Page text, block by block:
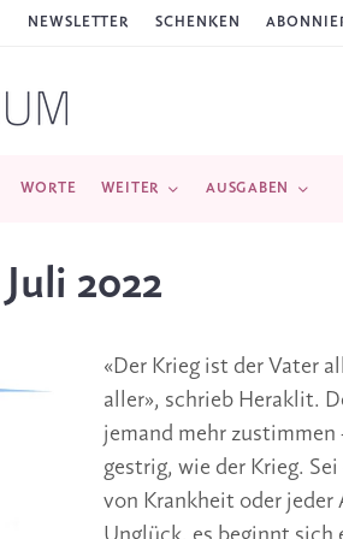
NEWSLETTER SCHENKEN
WORTE WEITER AUSGABEN
2022
«Der Krieg ist der Vater
aller», schrieb Heraklit.
jemand mehr
gestrig, wie der Krieg.
von Krankheit oder jeder